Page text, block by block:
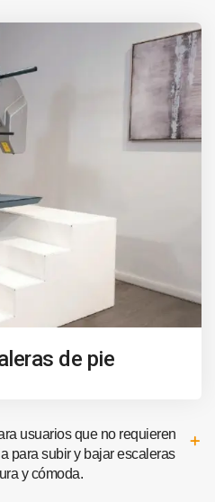
de pie
usuarios que no requieren
para subir y bajar escaleras
y cómoda.